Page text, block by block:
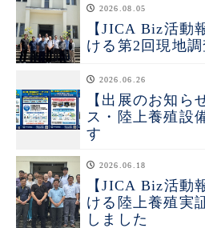
2026.08.05
【JICA Biz活動
ける第2回現地
2026.06.26
【出展のお知ら
ス・陸上養殖設
す
2026.06.18
【JICA Biz活動
ける陸上養殖実
しました